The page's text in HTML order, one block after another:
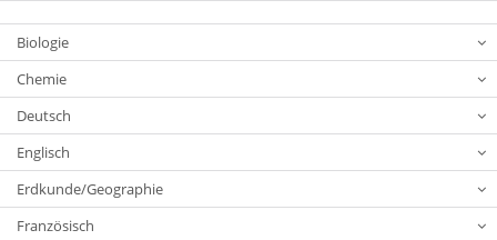
Biologie
Chemie
Deutsch
Englisch
Erdkunde/Geographie
Französisch